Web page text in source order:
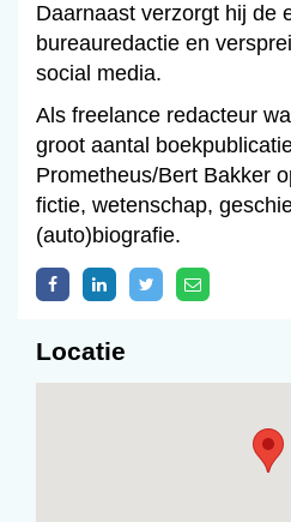
Daarnaast verzorgt hij de
bureauredactie en
social media.
Als freelance redacteur
groot aantal
Prometheus/Bert Bakker
fictie, wetenschap,
(auto)biografie.
Locatie